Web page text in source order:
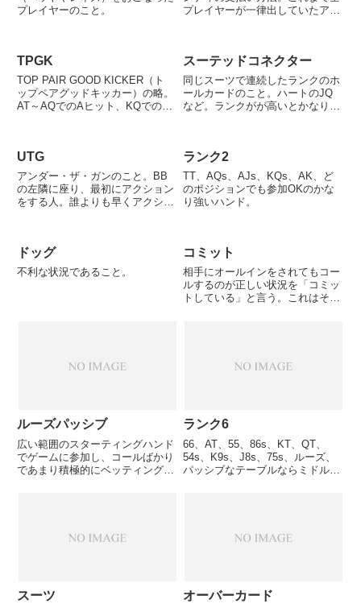
プレイヤーのこと。
プレイヤーが一律出していたアン
ンティ（BBと同額）となる。ス
トラクチャーとしては...
TPGK
TOP PAIR GOOD KICKER（ト
ップペアグッドキッカー）の略。
AT～AQでのAヒット、KQでのQ
あればトップヒットとなり、キッ
カーは最強...
スーテッドコネクター
同じスーツで連続したランクのホ
ールカードのこと。ハートのJQ
など。ランクがが高いとかなり強
ドコネクターなどは、5ポケット
ペアよりもプリフロの段階では...
UTG
アンダー・ザ・ガンのこと。BB
の左隣に座り、最初にアクション
をする人。誰よりも早くアクショ
ランク2
TT、AQs、AJs、KQs、AK、ど
のポジションでも参加OKのかな
り強いハンド。
ドッグ
不利な状況であること。
コミット
相手にオールインをされてもコー
ルするのが正しい状況を「コミッ
トしている」と言う。これはそれ
正解となる状況のことである。例
ルーズパッシブ
広い範囲のスターティングハンド
でゲームに参加し、コールばかり
であまり積極的にベッティングア
ランク6
66、AT、55、86s、KT、QT、
54s、K9s、J8s、75s、ルーズ、
パッシブなテーブルならミドルポ
スーツ オーバーカード